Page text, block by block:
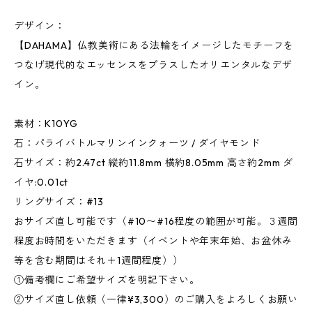
デザイン：
【DAHAMA】仏教美術にある法輪をイメージしたモチーフを
つなげ現代的なエッセンスをプラスしたオリエンタルなデザ
イン。
素材：K10YG
石：パライバトルマリンインクォーツ / ダイヤモンド
石サイズ：約2.47ct 縦約11.8mm 横約8.05mm 高さ約2mm ダ
イヤ:0.01ct
リングサイズ：#13
おサイズ直し可能です（#10〜#16程度の範囲が可能。３週間
程度お時間をいただきます（イベントや年末年始、お盆休み
等を含む期間はそれ＋1週間程度））
①備考欄にご希望サイズを明記下さい。
②サイズ直し依頼（一律¥3,300）のご購入をよろしくお願い